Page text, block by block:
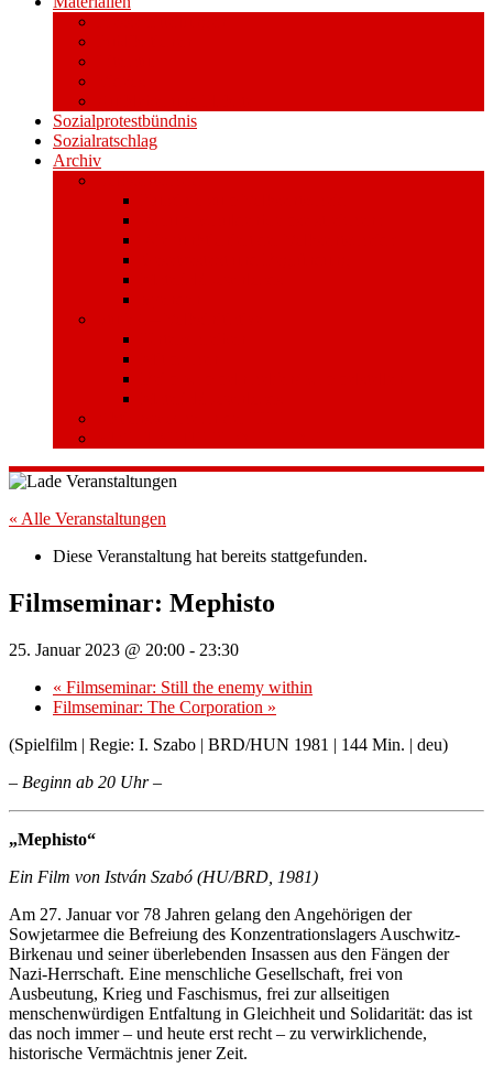
Sozialprotestbündnis
Sozialratschlag
Archiv
« Alle Veranstaltungen
Diese Veranstaltung hat bereits stattgefunden.
Filmseminar: Mephisto
25. Januar 2023 @ 20:00 - 23:30
« Filmseminar: Still the enemy within
Filmseminar: The Corporation »
(Spielfilm | Regie: I. Szabo | BRD/HUN 1981 | 144 Min. | deu)
– Beginn ab 20 Uhr –
„Mephisto“
Ein Film von István Szabó (HU/BRD, 1981)
Am 27. Januar vor 78 Jahren gelang den Angehörigen der
Sowjetarmee die Befreiung des Konzentrationslagers Auschwitz-
Birkenau und seiner überlebenden Insassen aus den Fängen der
Nazi-Herrschaft. Eine menschliche Gesellschaft, frei von
Ausbeutung, Krieg und Faschismus, frei zur allseitigen
menschenwürdigen Entfaltung in Gleichheit und Solidarität: das ist
das noch immer – und heute erst recht – zu verwirklichende,
historische Vermächtnis jener Zeit.